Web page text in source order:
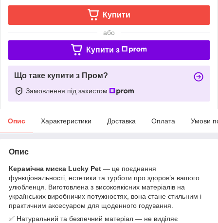
Купити
або
Купити з
Що таке купити з Пром?
Замовлення під захистом
Опис Характеристики Доставка Оплата Умови
Опис
Керамічна миска Lucky Pet — це поєднання
функціональності, естетики та турботи про здоров’я вашого
улюбленця. Виготовлена з високоякісних матеріалів на
українських виробничих потужностях, вона стане стильним і
практичним аксесуаром для щоденного годування.
✅ Натуральний та безпечний матеріал — не виділяє